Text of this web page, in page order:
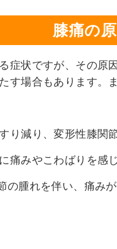
膝痛の
症状ですが、その原
す場合もあります。
り減り、変形性膝関
痛みやこわばりを感
の腫れを伴い、痛みが